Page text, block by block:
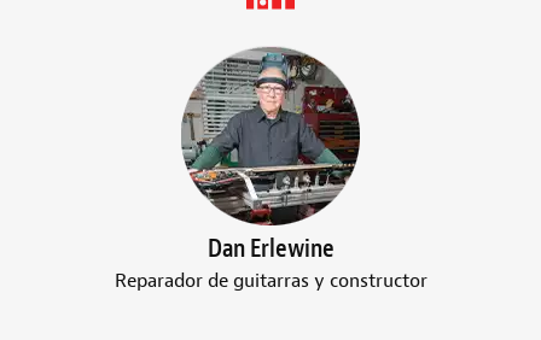
Dan Erlewine
Reparador de guitarras y constructor